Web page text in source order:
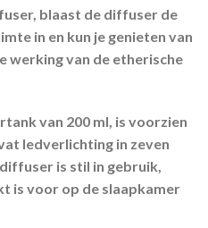
blaast de diffuser de
in en kun je genieten van
werking van de etherische
van 200 ml, is voorzien
ledverlichting in zeven
is stil in gebruik,
is voor op de slaapkamer